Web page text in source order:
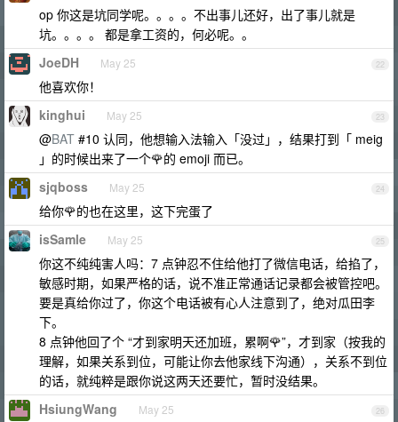
op 你这是坑同学呢。。。。不出事儿还好，出了事儿就是
坑。。。。 都是拿工资的，何必呢。。
22
JoeDH May 25
他喜欢你！
23
kinghui May 25
@BAT #10 认同，他想输入法输入「没过」，结果打到「 meig
」的时候出来了一个🌹的 emoji 而已。
24
sjqboss May 25
给你🌹的也在这里，这下完蛋了
25
isSamle May 25
你这不纯纯害人吗：7 点钟忍不住给他打了微信电话，给掐了，
敏感时期，如果严格的话，说不准正常通话记录都会被管控吧。
要是真给你过了，你这个电话被有心人注意到了，绝对瓜田李
下。
8 点钟他回了个 “才到家明天还加班，累啊🌹”，才到家（按我的
理解，如果关系到位，可能让你去他家线下沟通），关系不到位
的话，就纯粹是跟你说这两天还要忙，暂时没结果。
26
HsiungWang May 25